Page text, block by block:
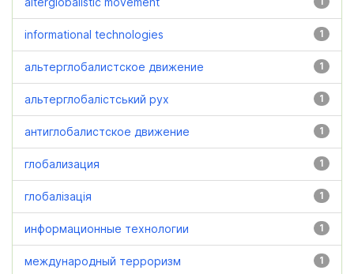
1
informational technologies
1
альтерглобалистское движение
1
альтерглобалістський рух
1
антиглобалистское движение
1
глобализация
1
глобалізація
1
информационные технологии
1
международный терроризм